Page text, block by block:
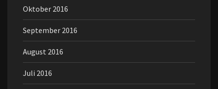
Oktober 2016
September 2016
August 2016
Juli 2016